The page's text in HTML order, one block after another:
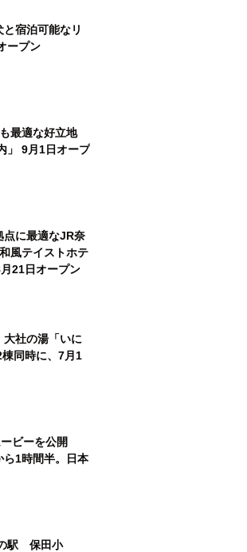
宿泊可能なリ
ープン
最適な好立地
」 9月1日オープ
に最適なJR奈
風テイストホテ
21日オープン
社の湯「いに
同時に、7月1
ービーを公開
ら1時間半。日本
の駅 保田小